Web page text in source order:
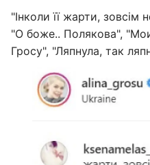
"Інколи її жарти, зовсім
"О боже.. Полякова",
Гросу", "Ляпнула, так